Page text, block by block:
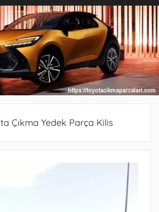
Çıkma Yedek Parça Kilis